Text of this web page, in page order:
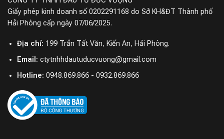
(Cấp xả nước tự động)
Giấy phép kinh doanh số 0202291168 do Sở KH&ĐT Thành phố
Hải Phòng cấp ngày 07/06/2025.
Địa chỉ: 199 Trần Tất Văn, Kiến An, Hải Phòng.
Email: ctytnhhdautuducvuong@gmail.com
Hotline: 0948.869.866 - 0932.869.866